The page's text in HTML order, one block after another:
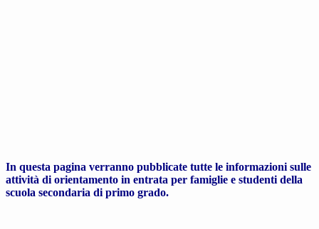
In questa pagina verranno pubblicate tutte le informazioni sulle
attività di orientamento in entrata per famiglie e studenti della
scuola secondaria di primo grado.